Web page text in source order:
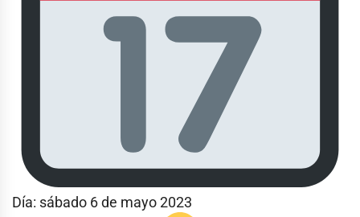
Día: sábado 6 de mayo 2023